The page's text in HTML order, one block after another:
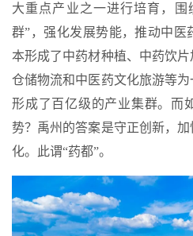
大重点产业之一进行培育，
群”，强化发展势能，推动中
本形成了中药材种植、中药饮
仓储物流和中医药文化旅游等为
形成了百亿级的产业集群。而
势？禹州的答案是守正创新，
化。
此谓“药都”。